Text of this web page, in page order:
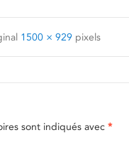
1500 × 929pixels
sont indiqués avec *